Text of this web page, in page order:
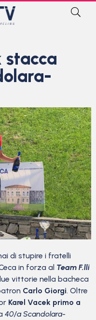
stacca
di stupire i fratelli
in forza al Team F.lli
vittorie nella bacheca
Carlo Giorgi. Oltre
Karel Vacek primo a
40/a Scandolara-